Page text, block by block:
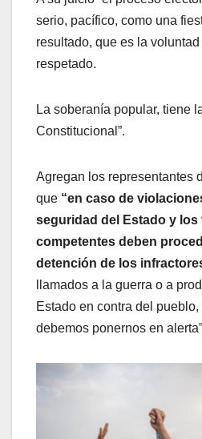
serio, pacífico, como una
resultado, que es la
respetado.
La soberanía popular, tiene
Constitucional”.
Agregan los representantes
que “en caso de
seguridad del Estado y los
competentes deben
detención de los
llamados a la guerra o a
Estado en contra del
debemos ponernos en